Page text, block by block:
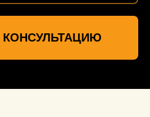
КОНСУЛЬТАЦИЮ